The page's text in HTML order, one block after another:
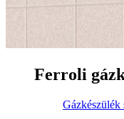
Ferroli
Gázkészülék